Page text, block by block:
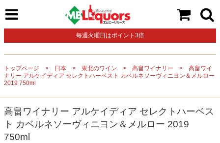
毎週火曜日はポイント3倍
トップページ 日本 東北のワイン 高畠ワイナリー
高畠ワイ
ナリー アルケイディア セレクトハーベスト カベルネソーヴィニヨン＆メルロー
2019 750ml
高畠ワイナリー アルケイディア セレクトハーベス
ト カベルネソーヴィニヨン＆メルロー 2019
750ml